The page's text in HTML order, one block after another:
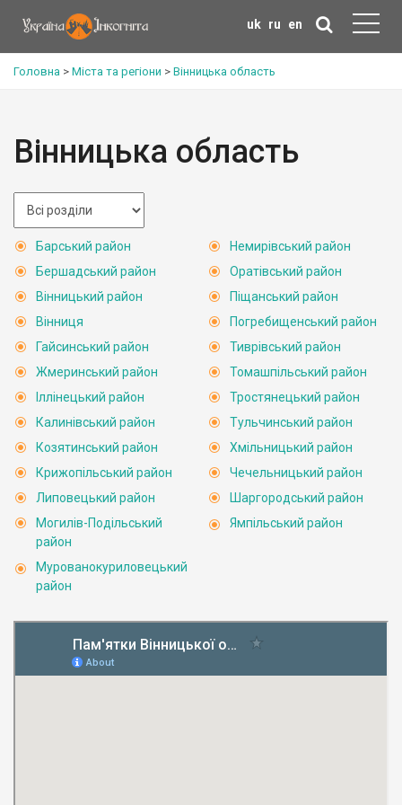
uk ru en
Головна > Міста та регіони > Вінницька область
Вінницька область
Барський район
Бершадський район
Вінницький район
Вінниця
Гайсинський район
Жмеринський район
Іллінецький район
Калинівський район
Козятинський район
Крижопільський район
Липовецький район
Могилів-Подільський
район
Мурованокуриловецький
район
Немирівський район
Оратівський район
Піщанський район
Погребищенський район
Тиврівський район
Томашпільський район
Тростянецький район
Тульчинський район
Хмільницький район
Чечельницький район
Шаргородський район
Ямпільський район